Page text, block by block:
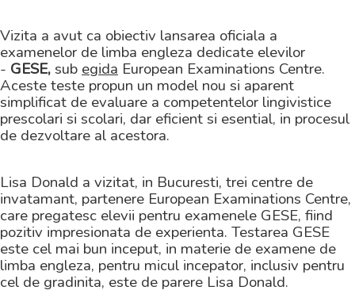
Vizita a avut ca obiectiv lansarea oficiala a
examenelor de limba engleza dedicate elevilor
- GESE,sub egida European Examinations Centre.
Aceste teste propun un model nou si aparent
simplificat de evaluare a competentelor lingivistice
prescolari si scolari, dar eficient si esential, in procesul
de dezvoltare al acestora.
Lisa Donald a vizitat, in Bucuresti, trei centre de
invatamant, partenere European Examinations Centre,
care pregatesc elevii pentru examenele GESE, fiind
pozitiv impresionata de experienta. Testarea GESE
este cel mai bun inceput, in materie de examene de
limba engleza, pentru micul incepator, inclusiv pentru
cel de gradinita, este de parere Lisa Donald.